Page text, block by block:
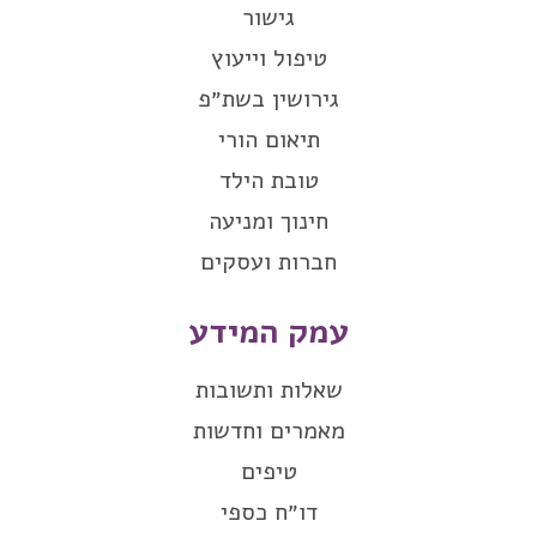
גישור
טיפול וייעוץ
גירושין בשת״פ
תיאום הורי
טובת הילד
חינוך ומניעה
חברות ועסקים
עמק המידע
שאלות ותשובות
מאמרים וחדשות
טיפים
דו״ח כספי